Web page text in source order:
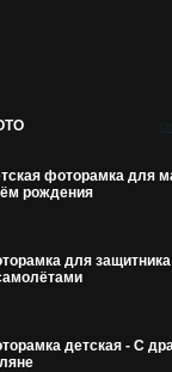
фоторамка для
рождения
для защитника
детская - С